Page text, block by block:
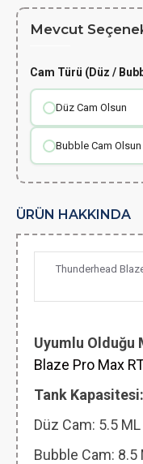
Mevcut
Cam Türü (Düz /
Düz Cam Olsun
Bubble Cam Olsun
ÜRÜN HAKKINDA
Thunderhead
Uyumlu Olduğu
Blaze Pro Max
Tank Kapasitesi:
Düz Cam: 5.5 ML
Bubble Cam: 8.5